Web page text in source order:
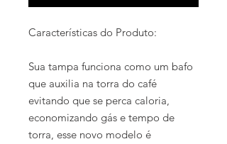
Características do Produto:
Sua tampa funciona como um bafo
que auxilia na torra do café
evitando que se perca caloria,
economizando gás e tempo de
torra, esse novo modelo é